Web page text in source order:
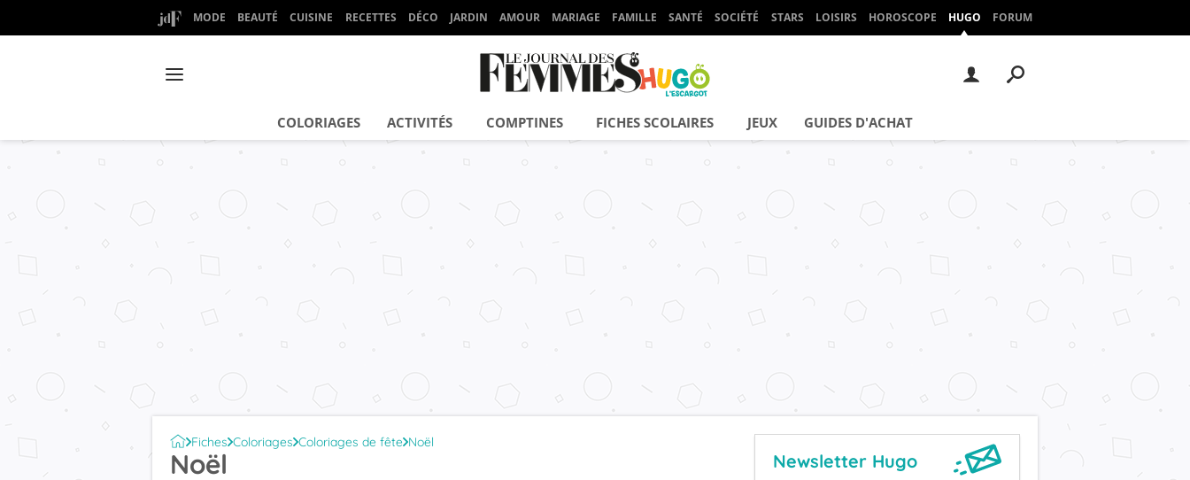
MODE BEAUTÉ CUISINE RECETTES DÉCO JARDIN AMOUR MARIAGE FAMILLE SANTÉ SOCIÉTÉ STARS LOISIRS HOROSCOPE HUGO FORUM
COLORIAGES ACTIVITÉS COMPTINES FICHES SCOLAIRES JEUX GUIDES D'ACHAT
Fiches Coloriages Coloriages de fête Noël
Noël Newsletter Hugo